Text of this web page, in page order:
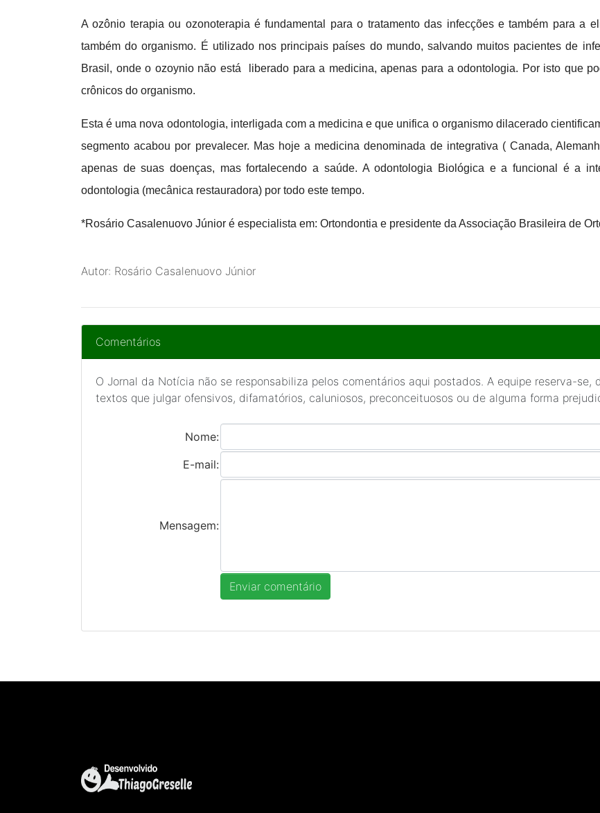
A ozônio terapia ou ozonoterapia é fundamental para o tratamento das infecções e também para a
também do organismo. É utilizado nos principais países do mundo, salvando muitos pacientes de
Brasil, onde o ozoynio não está liberado para a medicina, apenas para a odontologia. Por isto que
crônicos do organismo.
Esta é uma nova odontologia, interligada com a medicina e que unifica o organismo dilacerado
segmento acabou por prevalecer. Mas hoje a medicina denominada de integrativa ( Canada,
apenas de suas doenças, mas fortalecendo a saúde. A odontologia Biológica e a funcional é a
odontologia (mecânica restauradora) por todo este tempo.
*Rosário Casalenuovo Júnior é especialista em: Ortondontia e presidente da Associação Brasileira de
Autor: Rosário Casalenuovo Júnior
Comentários
O Jornal da Notícia não se responsabiliza pelos comentários aqui postados. A equipe reserva-
textos que julgar ofensivos, difamatórios, caluniosos, preconceituosos ou de alguma forma
Nome:
E-mail:
Mensagem: